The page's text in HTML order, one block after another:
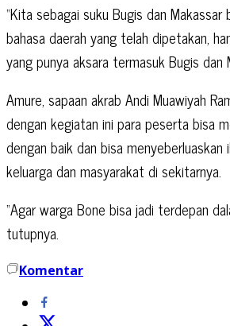
“Kita sebagai suku Bugis dan Makassar
bahasa daerah yang telah dipetakan,
yang punya aksara termasuk Bugis dan
Amure, sapaan akrab Andi Muawiyah
dengan kegiatan ini para peserta bisa
dengan baik dan bisa
keluarga dan masyarakat di sekitarnya.
“Agar warga Bone bisa jadi terdepan
tutupnya.
Komentar